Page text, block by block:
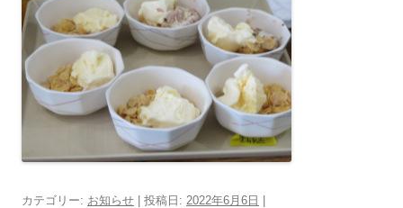
カテゴリー: お知らせ | 投稿日: 2022年6月6日